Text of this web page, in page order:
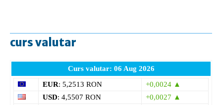
curs valutar
Curs valutar: 06 Aug 2026
EUR: 5,2513 RON
+0,0024 ▲
USD: 4,5507 RON
+0,0027 ▲